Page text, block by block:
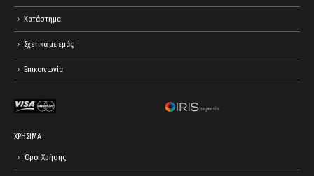
Κατάστημα
Σχετικά με εμάς
Επικοινωνία
ΧΡΗΣΙΜΑ
Όροι Χρήσης